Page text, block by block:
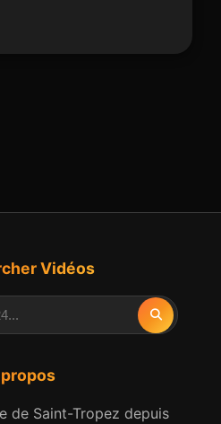
de Saint-Tropez depuis
Vidéos